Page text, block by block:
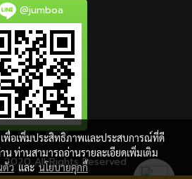
@jumboa
All Rights Reserved
เพื่อเพิ่มประสิทธิภาพและประสบการณ์ที่ดี
น ท่านสามารถอ่านรายละเอียดเพิ่มเติม
ตัวและนโยบายคุกกี้